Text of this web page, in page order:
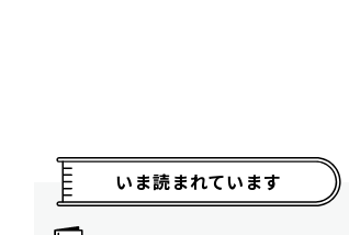
いま読まれています